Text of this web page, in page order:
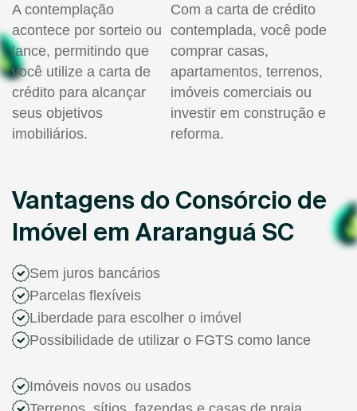
A contemplação
acontece por sorteio ou
lance, permitindo que
você utilize a carta de
crédito para alcançar
seus objetivos
imobiliários.
Com a carta de crédito
contemplada, você pode
comprar casas,
apartamentos, terrenos,
imóveis comerciais ou
investir em construção e
reforma.
Vantagens do Consórcio de
Imóvel em Araranguá SC
Sem juros bancários
Parcelas flexíveis
Liberdade para escolher o imóvel
Possibilidade de utilizar o FGTS como lance
Imóveis novos ou usados